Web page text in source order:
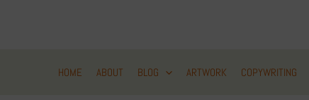
HOME ABOUT BLOG ARTWORK COPYWRITING